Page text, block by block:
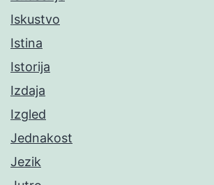
Iskustvo
Istina
Istorija
Izdaja
Izgled
Jednakost
Jezik